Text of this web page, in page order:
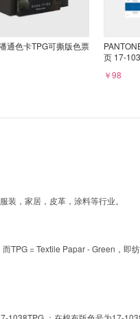
通色卡TPG可撕版色票
页 17-
￥98
，家居，皮革，涂料等行业。
TPG = Textile Papar - Green，即